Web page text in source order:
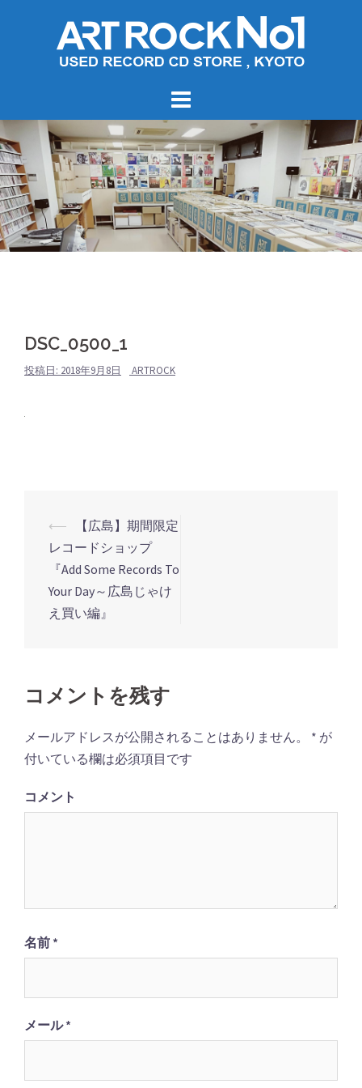
へ
ス
キ
ッ
プ
DSC_0500_1
投稿日: 2018年9月8日 ARTROCK
投
稿
ナ
ビ
シ
ョ
ン
⟵
【広島】期間限定
レコードショップ
『Add Some Records To
Your Day～広島じゃけ
え買い編』
コメントを残す
メールアドレスが公開されることはありません。 * が
付いている欄は必須項目です
コメント
名前 *
メール*